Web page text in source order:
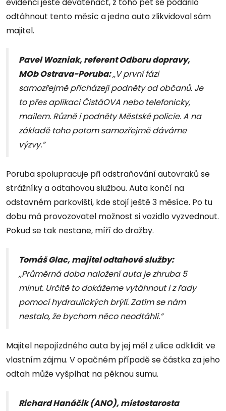
odtáhnout tento měsíc a jedno auto zlikvidoval sám
majitel.
Pavel Wozniak, referent Odboru dopravy,
MOb Ostrava-Poruba:,,V první fázi
samozřejmě přicházejí podněty od občanů. Je
to přes aplikaci ČistáOVA nebo telefonicky,
mailem. Různě i podněty Městské policie. A na
základě toho potom samozřejmě dáváme
výzvy.”
Poruba spolupracuje při odstraňování autovraků se
strážníky a odtahovou službou. Auta končí na
odstavném parkovišti, kde stojí ještě 3 měsíce. Po tu
dobu má provozovatel možnost si vozidlo vyzvednout.
Pokud se tak nestane, míří do dražby.
Tomáš Glac, majitel odtahové služby:
,,Průměrná doba naložení auta je zhruba 5
minut. Určitě to dokážeme vytáhnout i z řady
pomocí hydraulických brýlí. Zatím se nám
nestalo, že bychom něco neodtáhli.”
Majitel nepojízdného auta by jej měl z ulice odklidit ve
vlastním zájmu. V opačném případě se částka za jeho
odtah může vyšplhat na pěknou sumu.
Richard Hanáčik (ANO), místostarosta